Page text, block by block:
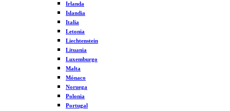
Irlanda
Islandia
Italia
Letonia
Liechtenstein
Lituania
Luxemburgo
Malta
Mónaco
Noruega
Polonia
Portugal